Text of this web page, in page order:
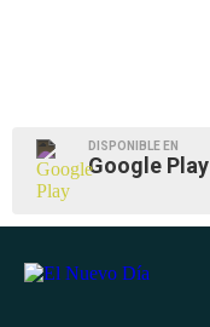
DISPONIBLE EN
Google Play